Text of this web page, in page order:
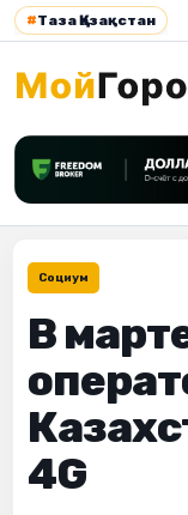
#Таза Қазақстан
Социум
В
4G